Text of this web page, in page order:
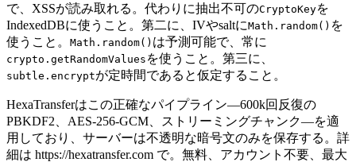
で、XSSが読み取れる。代わりに抽出不可のCryptoKeyを
IndexedDBに使うこと。第二に、IVやsaltにMath.random() を
使うこと。 Math.random() は予測可能で、常に
crypto.getRandomValues を使うこと。第三に、
subtle.encryptが定時間であると仮定すること。
HexaTransferはこの正確なパイプライン—600k回反復の
PBKDF2、AES-256-GCM、ストリーミングチャンク—を適
用しており、サーバーは不透明な暗号文のみを保存する。詳
細は https://hexatransfer.com で。無料、アカウント不要、最大